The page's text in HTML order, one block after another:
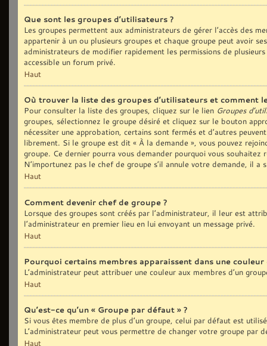
Que sont les groupes d’utilisateurs ?
Les groupes permettent aux administrateurs de gérer l’accès des
appartenir à un ou plusieurs groupes et chaque groupe peut avoir
administrateurs de modifier rapidement les permissions de
accessible un forum privé.
Haut
Où trouver la liste des groupes d’utilisateurs et comment
Pour consulter la liste des groupes, cliquez sur le lien Groupes
groupes, sélectionnez le groupe désiré et cliquez sur le bouton
nécessiter une approbation, certains sont fermés et d’autres
librement. Si le groupe est dit « À la demande », vous pouvez
groupe. Ce dernier pourra vous demander pourquoi vous
N’importunez pas le chef de groupe s’il annule votre demande, il a
Haut
Comment devenir chef de groupe ?
Lorsque des groupes sont créés par l’administrateur, il leur est
l’administrateur en premier lieu en lui envoyant un message privé.
Haut
Pourquoi certains membres apparaissent dans une
L’administrateur peut attribuer une couleur aux membres d’un
Haut
Qu’est-ce qu’un « Groupe par défaut » ?
Si vous êtes membre de plus d’un groupe, celui par défaut est
L’administrateur peut vous permettre de changer votre groupe par
Haut